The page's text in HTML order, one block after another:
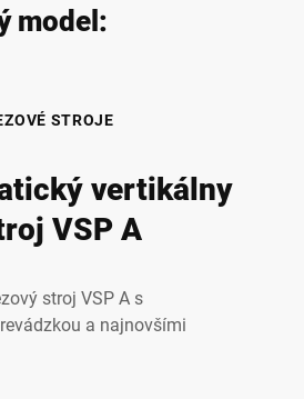
model:
STROJE
vertikálny
VSP A
stroj VSP A s
a najnovšími